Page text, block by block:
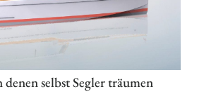
selbst Segler träumen